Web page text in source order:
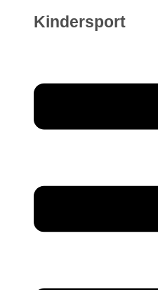
Kindersport